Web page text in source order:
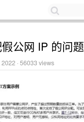
公网 IP 的问题
· 56033 views